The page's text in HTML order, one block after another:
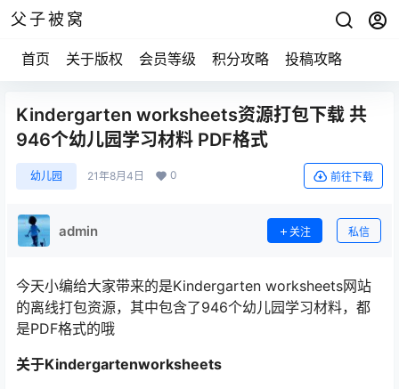
父子被窝
首页 关于版权 会员等级 积分攻略 投稿攻略
Kindergarten worksheets资源打包下载 共
946个幼儿园学习材料 PDF格式
幼儿园 21年8月4日 0 前往下载
admin 关注 私信
今天小编给大家带来的是Kindergarten worksheets网站
的离线打包资源，其中包含了946个幼儿园学习材料，都
是PDF格式的哦
关于Kindergartenworksheets